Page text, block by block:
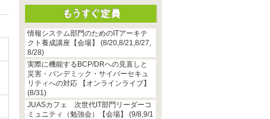
情報システム部門のためのITアーキテ
クト養成講座【会場】 (8/20,8/21,8/27,
8/28)
実際に機能するBCP/DRへの見直しと
災害・パンデミック・サイバーセキュ
リティへの対応 【オンラインライブ】
(8/31)
JUASカフェ 次世代IT部門リーダーコ
ミュニティ（勉強会）【会場】 (9/8,9/1